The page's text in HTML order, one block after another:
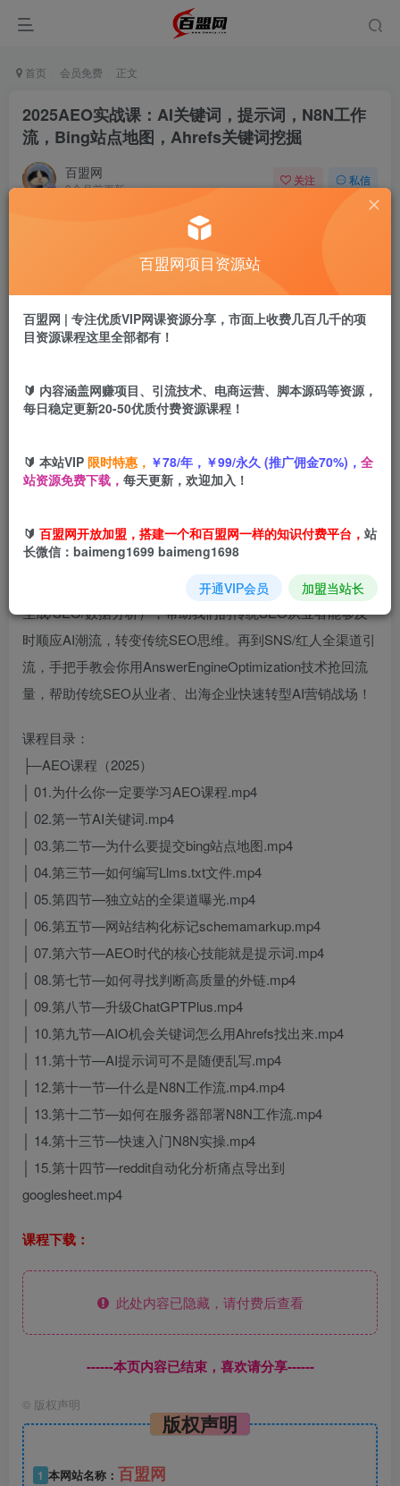
首页 会员免费 正文
2025AEO实战课：AI关键词，提示词，N8N工作
流，Bing站点地图，Ahrefs关键词挖掘
百盟网
9个月前更新
关注 私信
盟币9.9
立即购买
你从谷歌SEO到AEO顺利转型，从Ahrefs挖词、Bing站点地
图提交、Schema结构化数据优化，到AIPrompt工程（内容
生成/SEO/数据分析），帮助我们的传统SEO从业者能够及
时顺应AI潮流，转变传统SEO思维。再到SNS/红人全渠道引
流，手把手教会你用AnswerEngineOptimization技术抢回流
量，帮助传统SEO从业者、出海企业快速转型AI营销战场！
课程目录：
├─AEO课程（2025）
│ 01.为什么你一定要学习AEO课程.mp4
│ 02.第一节AI关键词.mp4
│ 03.第二节—为什么要提交bing站点地图.mp4
│ 04.第三节—如何编写Llms.txt文件.mp4
│ 05.第四节—独立站的全渠道曝光.mp4
│ 06.第五节—网站结构化标记schemamarkup.mp4
│ 07.第六节—AEO时代的核心技能就是提示词.mp4
│ 08.第七节—如何寻找判断高质量的外链.mp4
│ 09.第八节—升级ChatGPTPlus.mp4
│ 10.第九节—AIO机会关键词怎么用Ahrefs找出来.mp4
│ 11.第十节—AI提示词可不是随便乱写.mp4
│ 12.第十一节—什么是N8N工作流.mp4.mp4
│ 13.第十二节—如何在服务器部署N8N工作流.mp4
│ 14.第十三节—快速入门N8N实操.mp4
│ 15.第十四节—reddit自动化分析痛点导出到
googlesheet.mp4
课程下载：
此处内容已隐藏，请付费后查看
------本页内容已结束，喜欢请分享------
© 版权声明
版权声明
1 本网站名称： 百盟网
百盟网项目资源站
百盟网 | 专注优质VIP网课资源分享，市面上收费几百几千的项
目资源课程这里全部都有！
🔰 内容涵盖网赚项目、引流技术、电商运营、脚本源码等资源，
每日稳定更新20-50优质付费资源课程！
🔰 本站VIP 限时特惠， ￥78/年，￥99/永久 (推广佣金70%)， 全
站资源免费下载， 每天更新，欢迎加入！
🔰 百盟网开放加盟，搭建一个和百盟网一样的知识付费平台， 站
长微信：baimeng1699 baimeng1698
开通VIP会员 加盟当站长